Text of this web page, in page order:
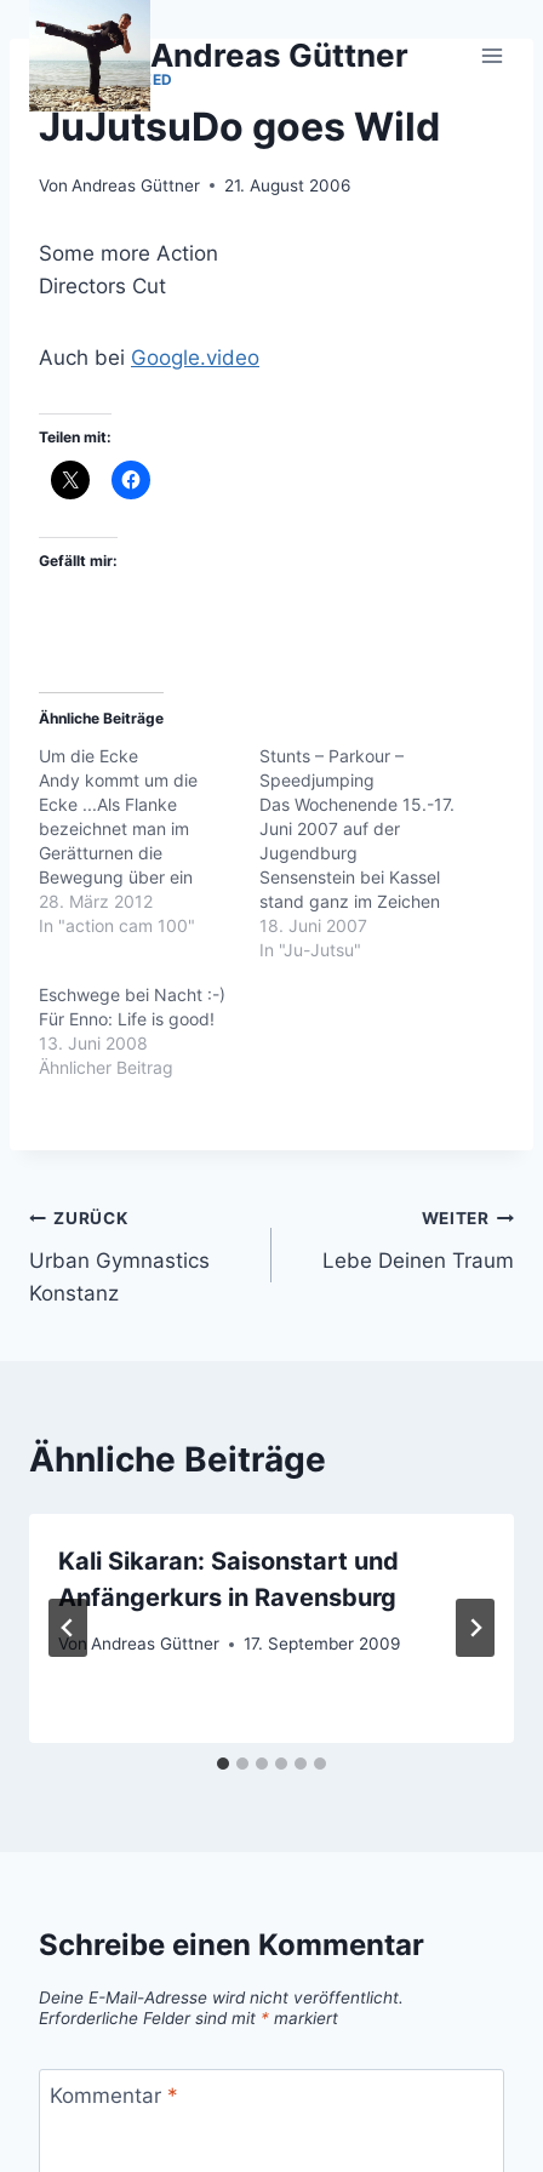
Zum
springen
Andreas Güttner
UNCATEGORIZED
JuJutsuDo goes Wild
Von Andreas Güttner 21. August 2006
Some more Action
Directors Cut
Auch bei Google.video
Teilen mit:
Gefällt mir:
Ähnliche Beiträge
Um die Ecke
Andy kommt um die
Ecke ...Als Flanke
bezeichnet man im
Gerätturnen die
Bewegung über ein
Gerät, bei der eine Seite
(Flanke) des Körper zum
bei der die Vorderseite
des Körpers zum Gerät
zeigt und Kehre, bei der
die Rückseite des
28. März 2012
In "action cam 100"
Stunts – Parkour –
Speedjumping
Das Wochenende 15.-17.
Juni 2007 auf der
Jugendburg
Sensenstein bei Kassel
stand ganz im Zeichen
der Erlebnispädagogik.
Stunttraining mit
18. Juni 2007
In "Ju-Jutsu"
Eschwege bei Nacht :-)
Für Enno: Life is good!
13. Juni 2008
Ähnlicher Beitrag
Beitragsnavigation
ZURÜCK
Urban Gymnastics
Konstanz
WEITER
Lebe Deinen Traum
Ähnliche Beiträge
Kali Sikaran: Saisonstart und
Anfängerkurs in Ravensburg
Von Andreas Güttner 17. September 2009
Schreibe einen Kommentar
Deine E-Mail-Adresse wird nicht veröffentlicht.
Erforderliche Felder sind mit * markiert
Kommentar *